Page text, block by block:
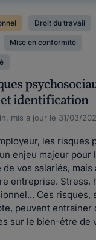
Droit du travail
Mise en conformité
identification
mis à jour le 31/03/
les risques
enjeu majeur pour
vos salariés, mais
entreprise. Stress,
Ces risques,
peuvent entraîner
sur le bien-être de